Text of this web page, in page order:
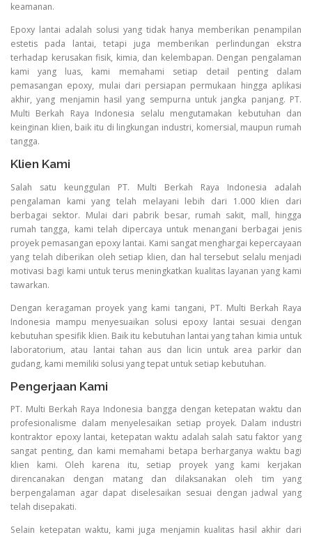
keamanan.
Epoxy lantai adalah solusi yang tidak hanya memberikan penampilan
estetis pada lantai, tetapi juga memberikan perlindungan ekstra
terhadap kerusakan fisik, kimia, dan kelembapan. Dengan pengalaman
kami yang luas, kami memahami setiap detail penting dalam
pemasangan epoxy, mulai dari persiapan permukaan hingga aplikasi
akhir, yang menjamin hasil yang sempurna untuk jangka panjang. PT.
Multi Berkah Raya Indonesia selalu mengutamakan kebutuhan dan
keinginan klien, baik itu di lingkungan industri, komersial, maupun rumah
tangga.
Klien Kami
Salah satu keunggulan PT. Multi Berkah Raya Indonesia adalah
pengalaman kami yang telah melayani lebih dari 1.000 klien dari
berbagai sektor. Mulai dari pabrik besar, rumah sakit, mall, hingga
rumah tangga, kami telah dipercaya untuk menangani berbagai jenis
proyek pemasangan epoxy lantai. Kami sangat menghargai kepercayaan
yang telah diberikan oleh setiap klien, dan hal tersebut selalu menjadi
motivasi bagi kami untuk terus meningkatkan kualitas layanan yang kami
tawarkan.
Dengan keragaman proyek yang kami tangani, PT. Multi Berkah Raya
Indonesia mampu menyesuaikan solusi epoxy lantai sesuai dengan
kebutuhan spesifik klien. Baik itu kebutuhan lantai yang tahan kimia untuk
laboratorium, atau lantai tahan aus dan licin untuk area parkir dan
gudang, kami memiliki solusi yang tepat untuk setiap kebutuhan.
Pengerjaan Kami
PT. Multi Berkah Raya Indonesia bangga dengan ketepatan waktu dan
profesionalisme dalam menyelesaikan setiap proyek. Dalam industri
kontraktor epoxy lantai, ketepatan waktu adalah salah satu faktor yang
sangat penting, dan kami memahami betapa berharganya waktu bagi
klien kami. Oleh karena itu, setiap proyek yang kami kerjakan
direncanakan dengan matang dan dilaksanakan oleh tim yang
berpengalaman agar dapat diselesaikan sesuai dengan jadwal yang
telah disepakati.
Selain ketepatan waktu, kami juga menjamin kualitas hasil akhir dari